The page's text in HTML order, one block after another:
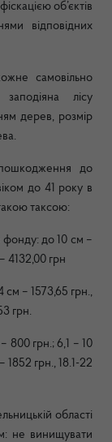
об’єктів
відповідних
самовільно
лісу
дерев, розмір
до
до 41 року в
таксою:
фонду: до 10 см –
4132,00 грн
см – 1573,65 грн.,
грн.
800 грн.; 6,1 – 10
1852 грн., 18.1-22
області
не винищувати